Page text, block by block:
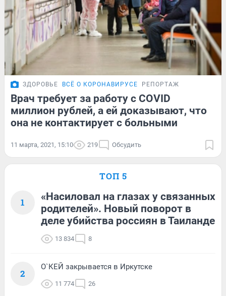
ЗДОРОВЬЕ ВСЁ О КОРОНАВИРУСЕ РЕПОРТАЖ
Врач требует за работу с COVID
миллион рублей, а ей доказывают, что
она не контактирует с больными
11 марта, 2021, 15:10 219 Обсудить
ТОП 5
1
«Насиловал на глазах у связанных
родителей». Новый поворот в
деле убийства россиян в Таиланде
13 834 8
2
О`КЕЙ закрывается в Иркутске
11 774 26